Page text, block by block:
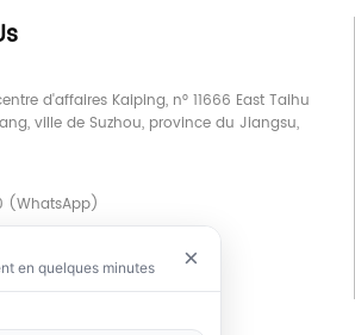
d'affaires Kaiping, n° 11666 East Taihu
ville de Suzhou, province du Jiangsu,
(WhatsApp)
+86 133 3865 5578
en quelques minutes ×